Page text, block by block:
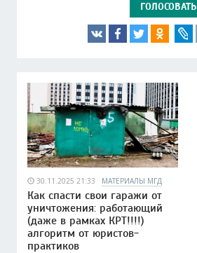
ГОЛОСОВАТЬ
30.11.2025 21:33 МАТЕРИАЛЫ МГД
Как спасти свои гаражи от
уничтожения: работающий
(даже в рамках КРТ!!!!)
алгоритм от юристов-
практиков